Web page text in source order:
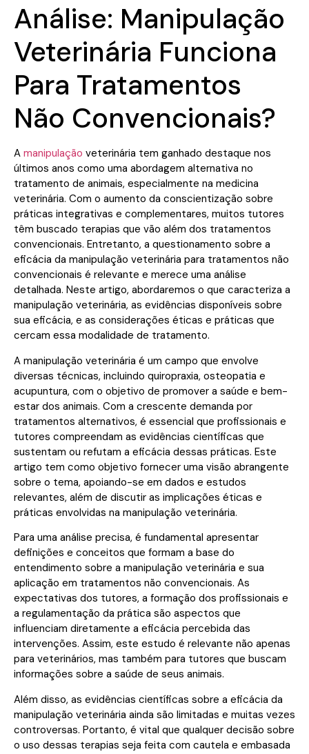
Análise: Manipulação
Veterinária Funciona
Para Tratamentos
Não Convencionais?
A manipulação veterinária tem ganhado destaque nos
últimos anos como uma abordagem alternativa no
tratamento de animais, especialmente na medicina
veterinária. Com o aumento da conscientização sobre
práticas integrativas e complementares, muitos tutores
têm buscado terapias que vão além dos tratamentos
convencionais. Entretanto, a questionamento sobre a
eficácia da manipulação veterinária para tratamentos não
convencionais é relevante e merece uma análise
detalhada. Neste artigo, abordaremos o que caracteriza a
manipulação veterinária, as evidências disponíveis sobre
sua eficácia, e as considerações éticas e práticas que
cercam essa modalidade de tratamento.
A manipulação veterinária é um campo que envolve
diversas técnicas, incluindo quiropraxia, osteopatia e
acupuntura, com o objetivo de promover a saúde e bem-
estar dos animais. Com a crescente demanda por
tratamentos alternativos, é essencial que profissionais e
tutores compreendam as evidências científicas que
sustentam ou refutam a eficácia dessas práticas. Este
artigo tem como objetivo fornecer uma visão abrangente
sobre o tema, apoiando-se em dados e estudos
relevantes, além de discutir as implicações éticas e
práticas envolvidas na manipulação veterinária.
Para uma análise precisa, é fundamental apresentar
definições e conceitos que formam a base do
entendimento sobre a manipulação veterinária e sua
aplicação em tratamentos não convencionais. As
expectativas dos tutores, a formação dos profissionais e
a regulamentação da prática são aspectos que
influenciam diretamente a eficácia percebida das
intervenções. Assim, este estudo é relevante não apenas
para veterinários, mas também para tutores que buscam
informações sobre a saúde de seus animais.
Além disso, as evidências científicas sobre a eficácia da
manipulação veterinária ainda são limitadas e muitas vezes
controversas. Portanto, é vital que qualquer decisão sobre
o uso dessas terapias seja feita com cautela e embasada